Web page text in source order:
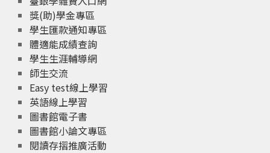
獎(助)學金專區
學生匯款通知專區
體適能成績查詢
學生生涯輔導網
師生交流
Easy test線上學習
英語線上學習
圖書館電子書
圖書館小論文專區
閱讀存摺推廣活動